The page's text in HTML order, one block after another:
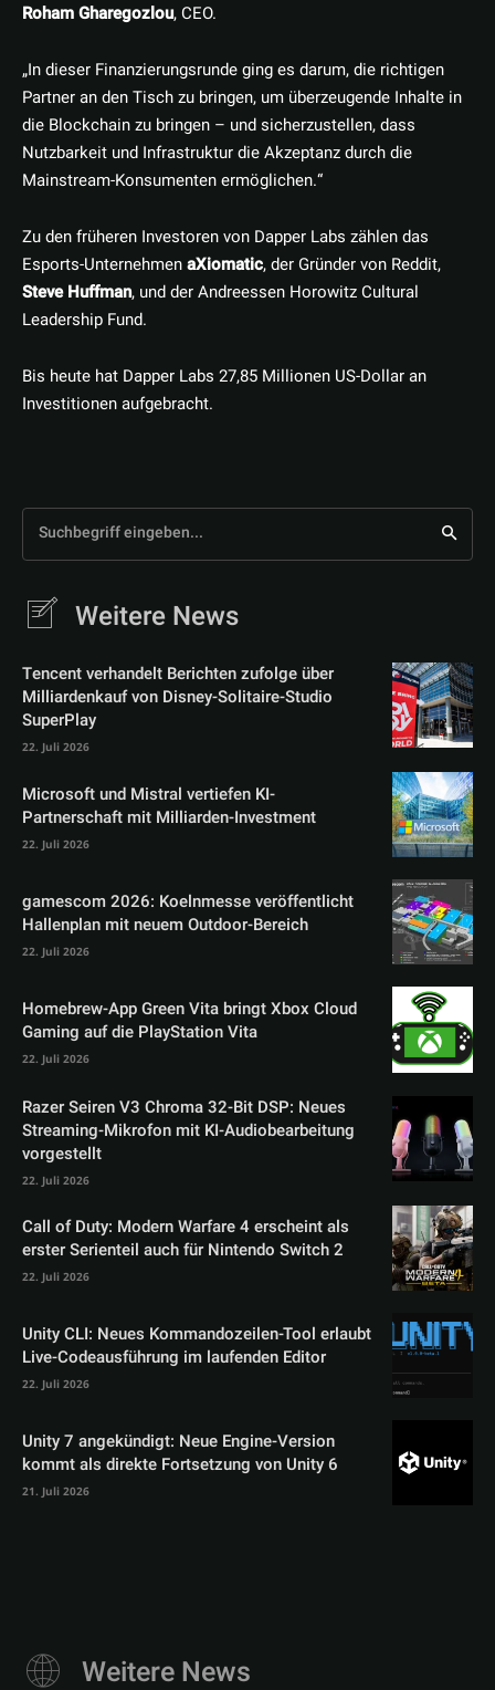
Roham Gharegozlou, CEO.
„In dieser Finanzierungsrunde ging es darum, die richtigen
Partner an den Tisch zu bringen, um überzeugende Inhalte in
die Blockchain zu bringen – und sicherzustellen, dass
Nutzbarkeit und Infrastruktur die Akzeptanz durch die
Mainstream-Konsumenten ermöglichen.“
Zu den früheren Investoren von Dapper Labs zählen das
Esports-UnternehmenaXiomatic, der Gründer von Reddit,
Steve Huffman, und der Andreessen Horowitz Cultural
Leadership Fund.
Bis heute hat Dapper Labs 27,85 Millionen US-Dollar an
Investitionen aufgebracht.
Suchbegriff eingeben...
Weitere News
Tencent verhandelt Berichten zufolge über
Milliardenkauf von Disney-Solitaire-Studio
SuperPlay
22. Juli 2026
Microsoft und Mistral vertiefen KI-
Partnerschaft mit Milliarden-Investment
22. Juli 2026
gamescom 2026: Koelnmesse veröffentlicht
Hallenplan mit neuem Outdoor-Bereich
22. Juli 2026
Homebrew-App Green Vita bringt Xbox Cloud
Gaming auf die PlayStation Vita
22. Juli 2026
Razer Seiren V3 Chroma 32-Bit DSP: Neues
Streaming-Mikrofon mit KI-Audiobearbeitung
vorgestellt
22. Juli 2026
Call of Duty: Modern Warfare 4 erscheint als
erster Serienteil auch für Nintendo Switch 2
22. Juli 2026
Unity CLI: Neues Kommandozeilen-Tool erlaubt
Live-Codeausführung im laufenden Editor
22. Juli 2026
Unity 7 angekündigt: Neue Engine-Version
kommt als direkte Fortsetzung von Unity 6
21. Juli 2026
Weitere News